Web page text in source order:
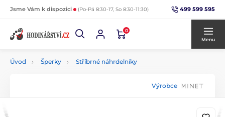
Jsme Vám k dispozici (Po-Pá 8:30-17, So 8:30-11:30) 499 599 595
0
Menu
Úvod Šperky Stříbrné náhrdelníky
Výrobce